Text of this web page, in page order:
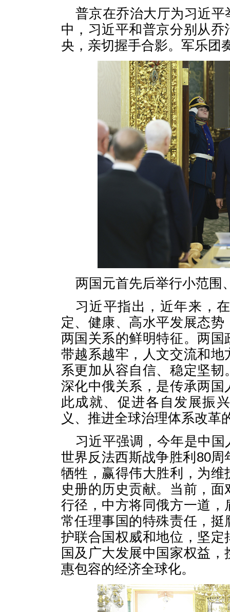
普京在乔治大厅为习近
中，习近平和普京分别从
央，亲切握手合影。军乐团
两国元首先后举行小范围
习近平指出，近年来，
定、健康、高水平发展态
两国关系的鲜明特征。两
带越系越牢，人文交流和
系更加从容自信、稳定坚
深化中俄关系，是传承两
此成就、促进各自发展振
义、推进全球治理体系改革
习近平强调，今年是中
世界反法西斯战争胜利80
牺牲，赢得伟大胜利，为
史册的历史贡献。当前，
行径，中方将同俄方一道
常任理事国的特殊责任，
护联合国权威和地位，坚
国及广大发展中国家权益
惠包容的经济全球化。